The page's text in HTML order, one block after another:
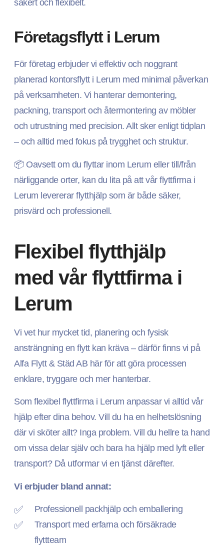
säkert och flexibelt.
Företagsflytt i Lerum
För företag erbjuder vi effektiv och noggrant
planerad kontorsflytt i Lerum med minimal påverkan
på verksamheten. Vi hanterar demontering,
packning, transport och återmontering av möbler
och utrustning med precision. Allt sker enligt tidplan
– och alltid med fokus på trygghet och struktur.
📦 Oavsett om du flyttar inom Lerum eller till/från
närliggande orter, kan du lita på att vår flyttfirma i
Lerum levererar flytthjälp som är både säker,
prisvärd och professionell.
Flexibel flytthjälp
med vår flyttfirma i
Lerum
Vi vet hur mycket tid, planering och fysisk
ansträngning en flytt kan kräva – därför finns vi på
Alfa Flytt & Städ AB här för att göra processen
enklare, tryggare och mer hanterbar.
Som flexibel flyttfirma i Lerum anpassar vi alltid vår
hjälp efter dina behov. Vill du ha en helhetslösning
där vi sköter allt? Inga problem. Vill du hellre ta hand
om vissa delar själv och bara ha hjälp med lyft eller
transport? Då utformar vi en tjänst därefter.
Vi erbjuder bland annat:
Professionell packhjälp och emballering
Transport med erfarna och försäkrade
flyttteam